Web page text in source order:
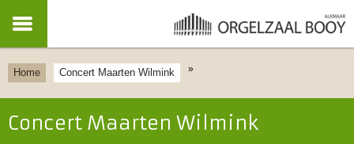
Home »
Concert Maarten Wilmink
Concert Maarten Wilmink